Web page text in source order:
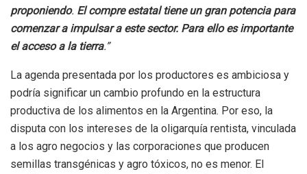
proponiendo. El compre estatal tiene un gran potencia para
comenzar a impulsar a este sector. Para ello es importante
el acceso a la tierra.”
La agenda presentada por los productores es ambiciosa y
podría significar un cambio profundo en la estructura
productiva de los alimentos en la Argentina. Por eso, la
disputa con los intereses de la oligarquía rentista, vinculada
a los agro negocios y las corporaciones que producen
semillas transgénicas y agro tóxicos, no es menor. El